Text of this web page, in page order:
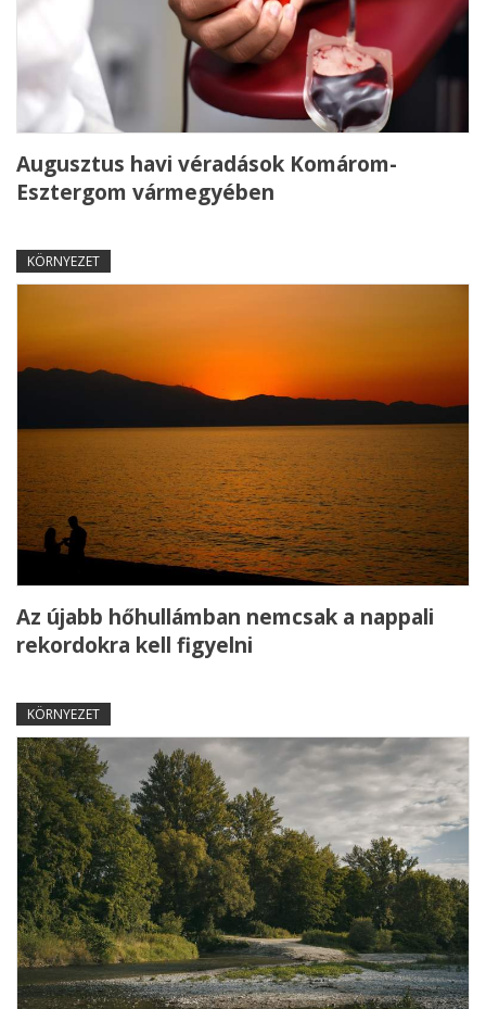
Augusztus havi véradások Komárom-
Esztergom vármegyében
KÖRNYEZET
Az újabb hőhullámban nemcsak a nappali
rekordokra kell figyelni
KÖRNYEZET